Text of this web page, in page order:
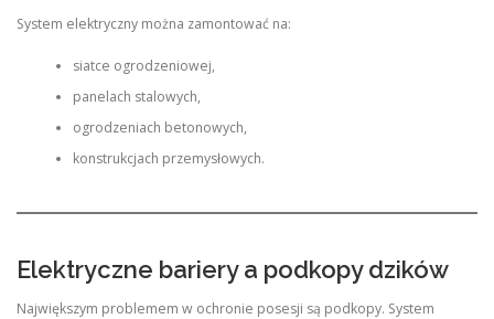
System elektryczny można zamontować na:
siatce ogrodzeniowej,
panelach stalowych,
ogrodzeniach betonowych,
konstrukcjach przemysłowych.
Elektryczne bariery a podkopy dzików
Największym problemem w ochronie posesji są podkopy. System